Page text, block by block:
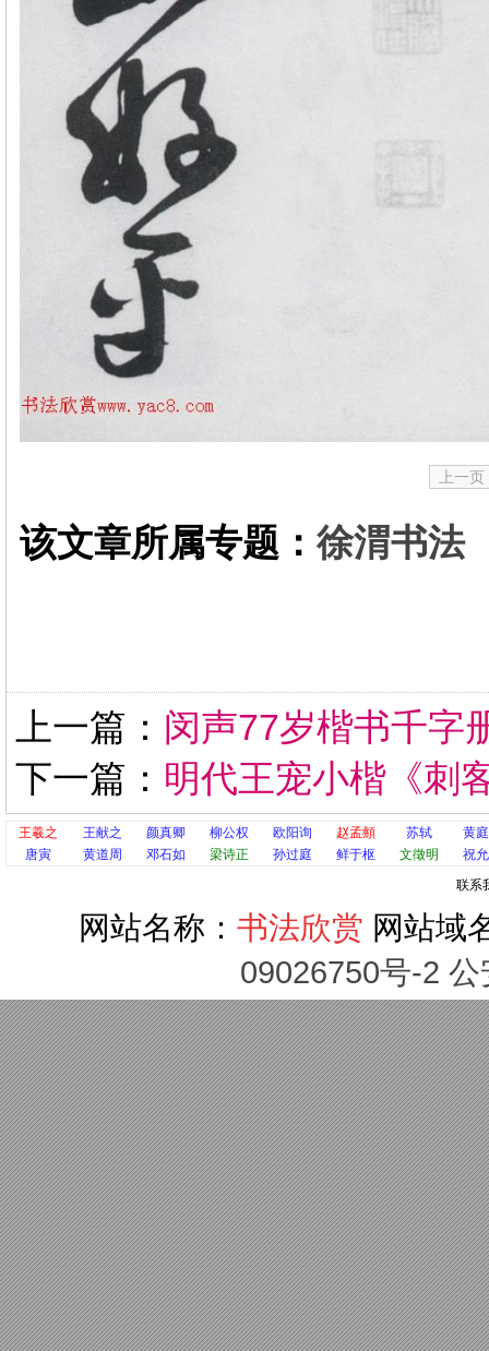
上一页
该文章所属专题：徐渭书法
上一篇： 闵声77岁楷书千字
下一篇： 明代王宠小楷《刺
王羲之 王献之 颜真卿 柳公权 欧阳询 赵孟頫 苏轼
黄
唐寅
黄道周 邓石如 梁诗正 孙过庭 鲜于枢 文徵明
祝
联系
网站名称： 书法欣赏 网站域
09026750号-2